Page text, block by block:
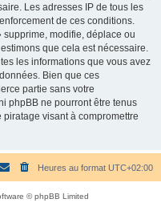
Les adresses IP de tous les
de ces conditions.
modifie, déplace ou
que cela est nécessaire.
les informations que vous avez
Bien que ces
partie sans votre
phpBB ne pourront être tenus
visant à compromettre
Heures au format UTC+02:00
© phpBB Limited